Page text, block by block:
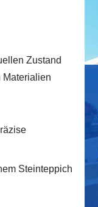
Zustand
Materialien
Steinteppich